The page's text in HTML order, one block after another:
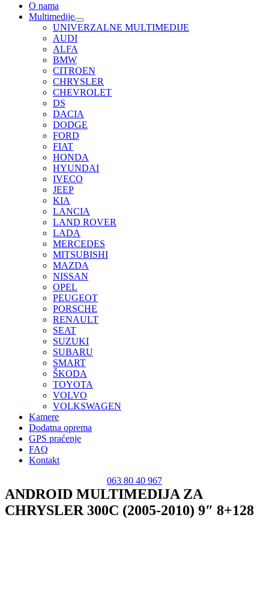
O nama
Multimedije
UNIVERZALNE MULTIMEDIJE
AUDI
ALFA
BMW
CITROEN
CHRYSLER
CHEVROLET
DS
DACIA
DODGE
FORD
FIAT
HONDA
HYUNDAI
IVECO
JEEP
KIA
LANCIA
LAND ROVER
LADA
MERCEDES
MITSUBISHI
MAZDA
NISSAN
OPEL
PEUGEOT
PORSCHE
RENAULT
SEAT
SUZUKI
SUBARU
SMART
ŠKODA
TOYOTA
VOLVO
VOLKSWAGEN
Kamere
Dodatna oprema
GPS praćenje
FAQ
Kontakt
063 80 40 967
ANDROID MULTIMEDIJA ZA
CHRYSLER 300C (2005-2010) 9″ 8+128